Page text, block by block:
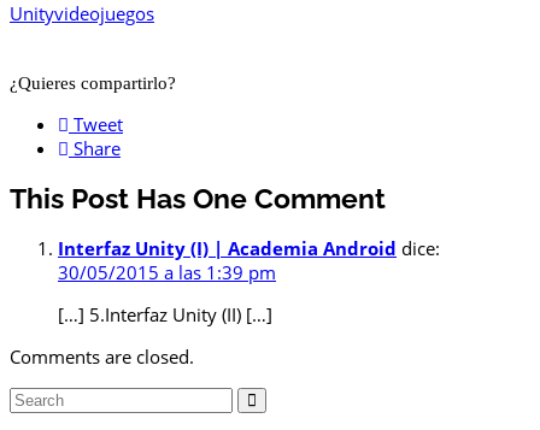
Unityvideojuegos
¿Quieres compartirlo?
Tweet
Share
This Post Has One Comment
Interfaz Unity (I) | Academia Android dice:
30/05/2015 a las 1:39 pm
[…] 5.Interfaz Unity (II) […]
Comments are closed.